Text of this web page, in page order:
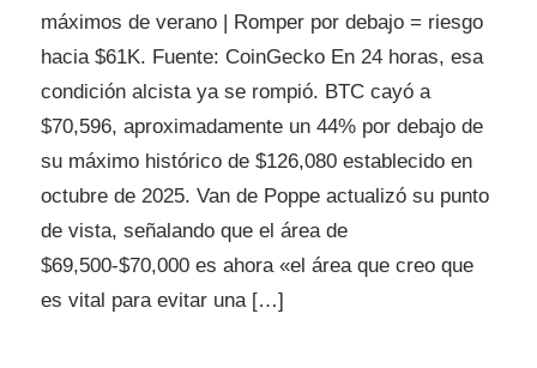
máximos de verano | Romper por debajo = riesgo
hacia $61K. Fuente: CoinGecko En 24 horas, esa
condición alcista ya se rompió. BTC cayó a
$70,596, aproximadamente un 44% por debajo de
su máximo histórico de $126,080 establecido en
octubre de 2025. Van de Poppe actualizó su punto
de vista, señalando que el área de
$69,500-$70,000 es ahora «el área que creo que
es vital para evitar una […]